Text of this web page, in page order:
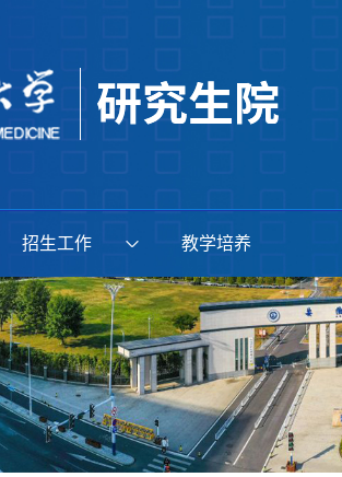
招生工作 教学培养